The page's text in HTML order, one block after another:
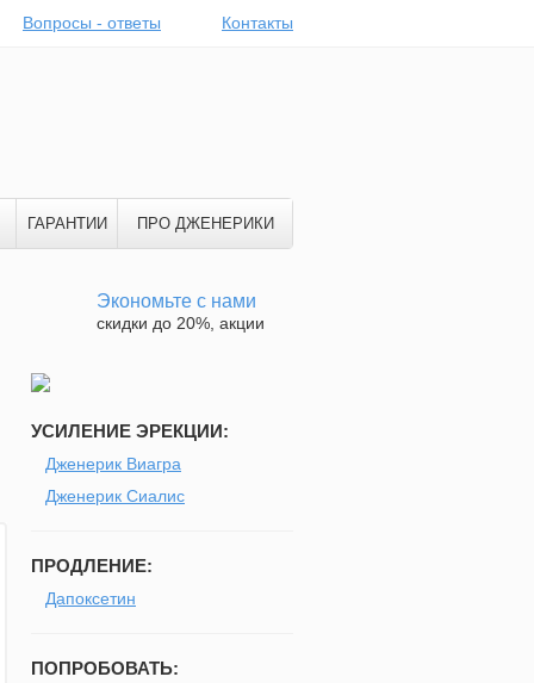
Вопросы - ответы Контакты
ГАРАНТИИ ПРО ДЖЕНЕРИКИ
Экономьте с нами
скидки до 20%, акции
УСИЛЕНИЕ ЭРЕКЦИИ:
Дженерик Виагра
Дженерик Сиалис
ПРОДЛЕНИЕ:
Дапоксетин
ПОПРОБОВАТЬ: